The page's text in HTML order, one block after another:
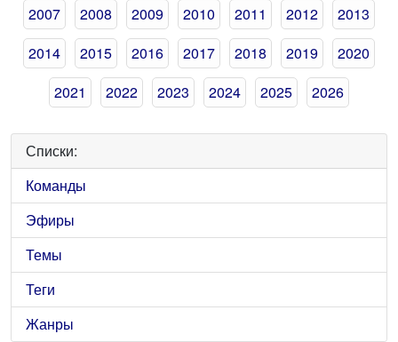
2007
2008 2009 2010 2011 2012
2013
2014
2015 2016 2017 2018 2019
2020
2021
2022 2023 2024 2025 2026
Списки:
Команды
Эфиры
Темы
Теги
Жанры